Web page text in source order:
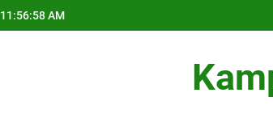
11:56:59 AM